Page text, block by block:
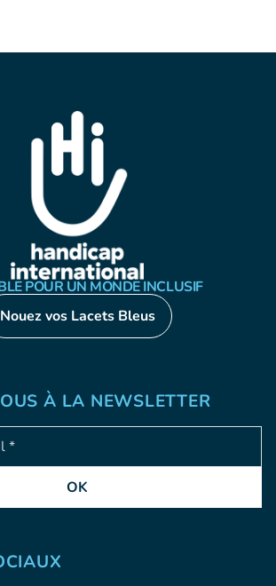
POUR UN MONDE INCLUSIF
Nouez vos Lacets Bleus
À LA NEWSLETTER
OK